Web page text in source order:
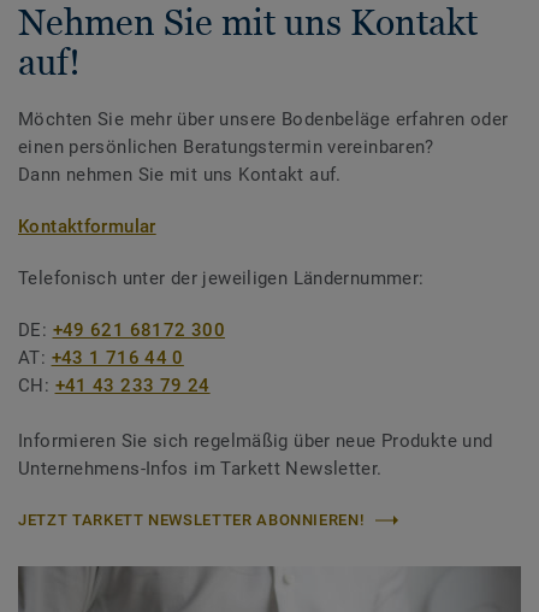
Nehmen Sie mit uns Kontakt
auf!
Möchten Sie mehr über unsere Bodenbeläge erfahren oder
einen persönlichen Beratungstermin vereinbaren?
Dann nehmen Sie mit uns Kontakt auf.
Kontaktformular
Telefonisch unter der jeweiligen Ländernummer:
DE: +49 621 68172 300
AT: +43 1 716 44 0
CH: +41 43 233 79 24
Informieren Sie sich regelmäßig über neue Produkte und
Unternehmens-Infos im Tarkett Newsletter.
JETZT TARKETT NEWSLETTER ABONNIEREN!